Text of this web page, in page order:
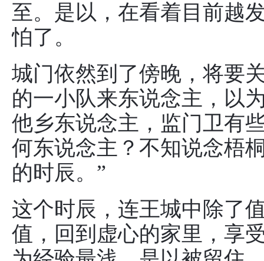
至。是以，在看着目前越
怕了。
城门依然到了傍晚，将要
的一小队来东说念主，以
他乡东说念主，监门卫有
何东说念主？不知说念梧
的时辰。”
这个时辰，连王城中除了
值，回到虚心的家里，享